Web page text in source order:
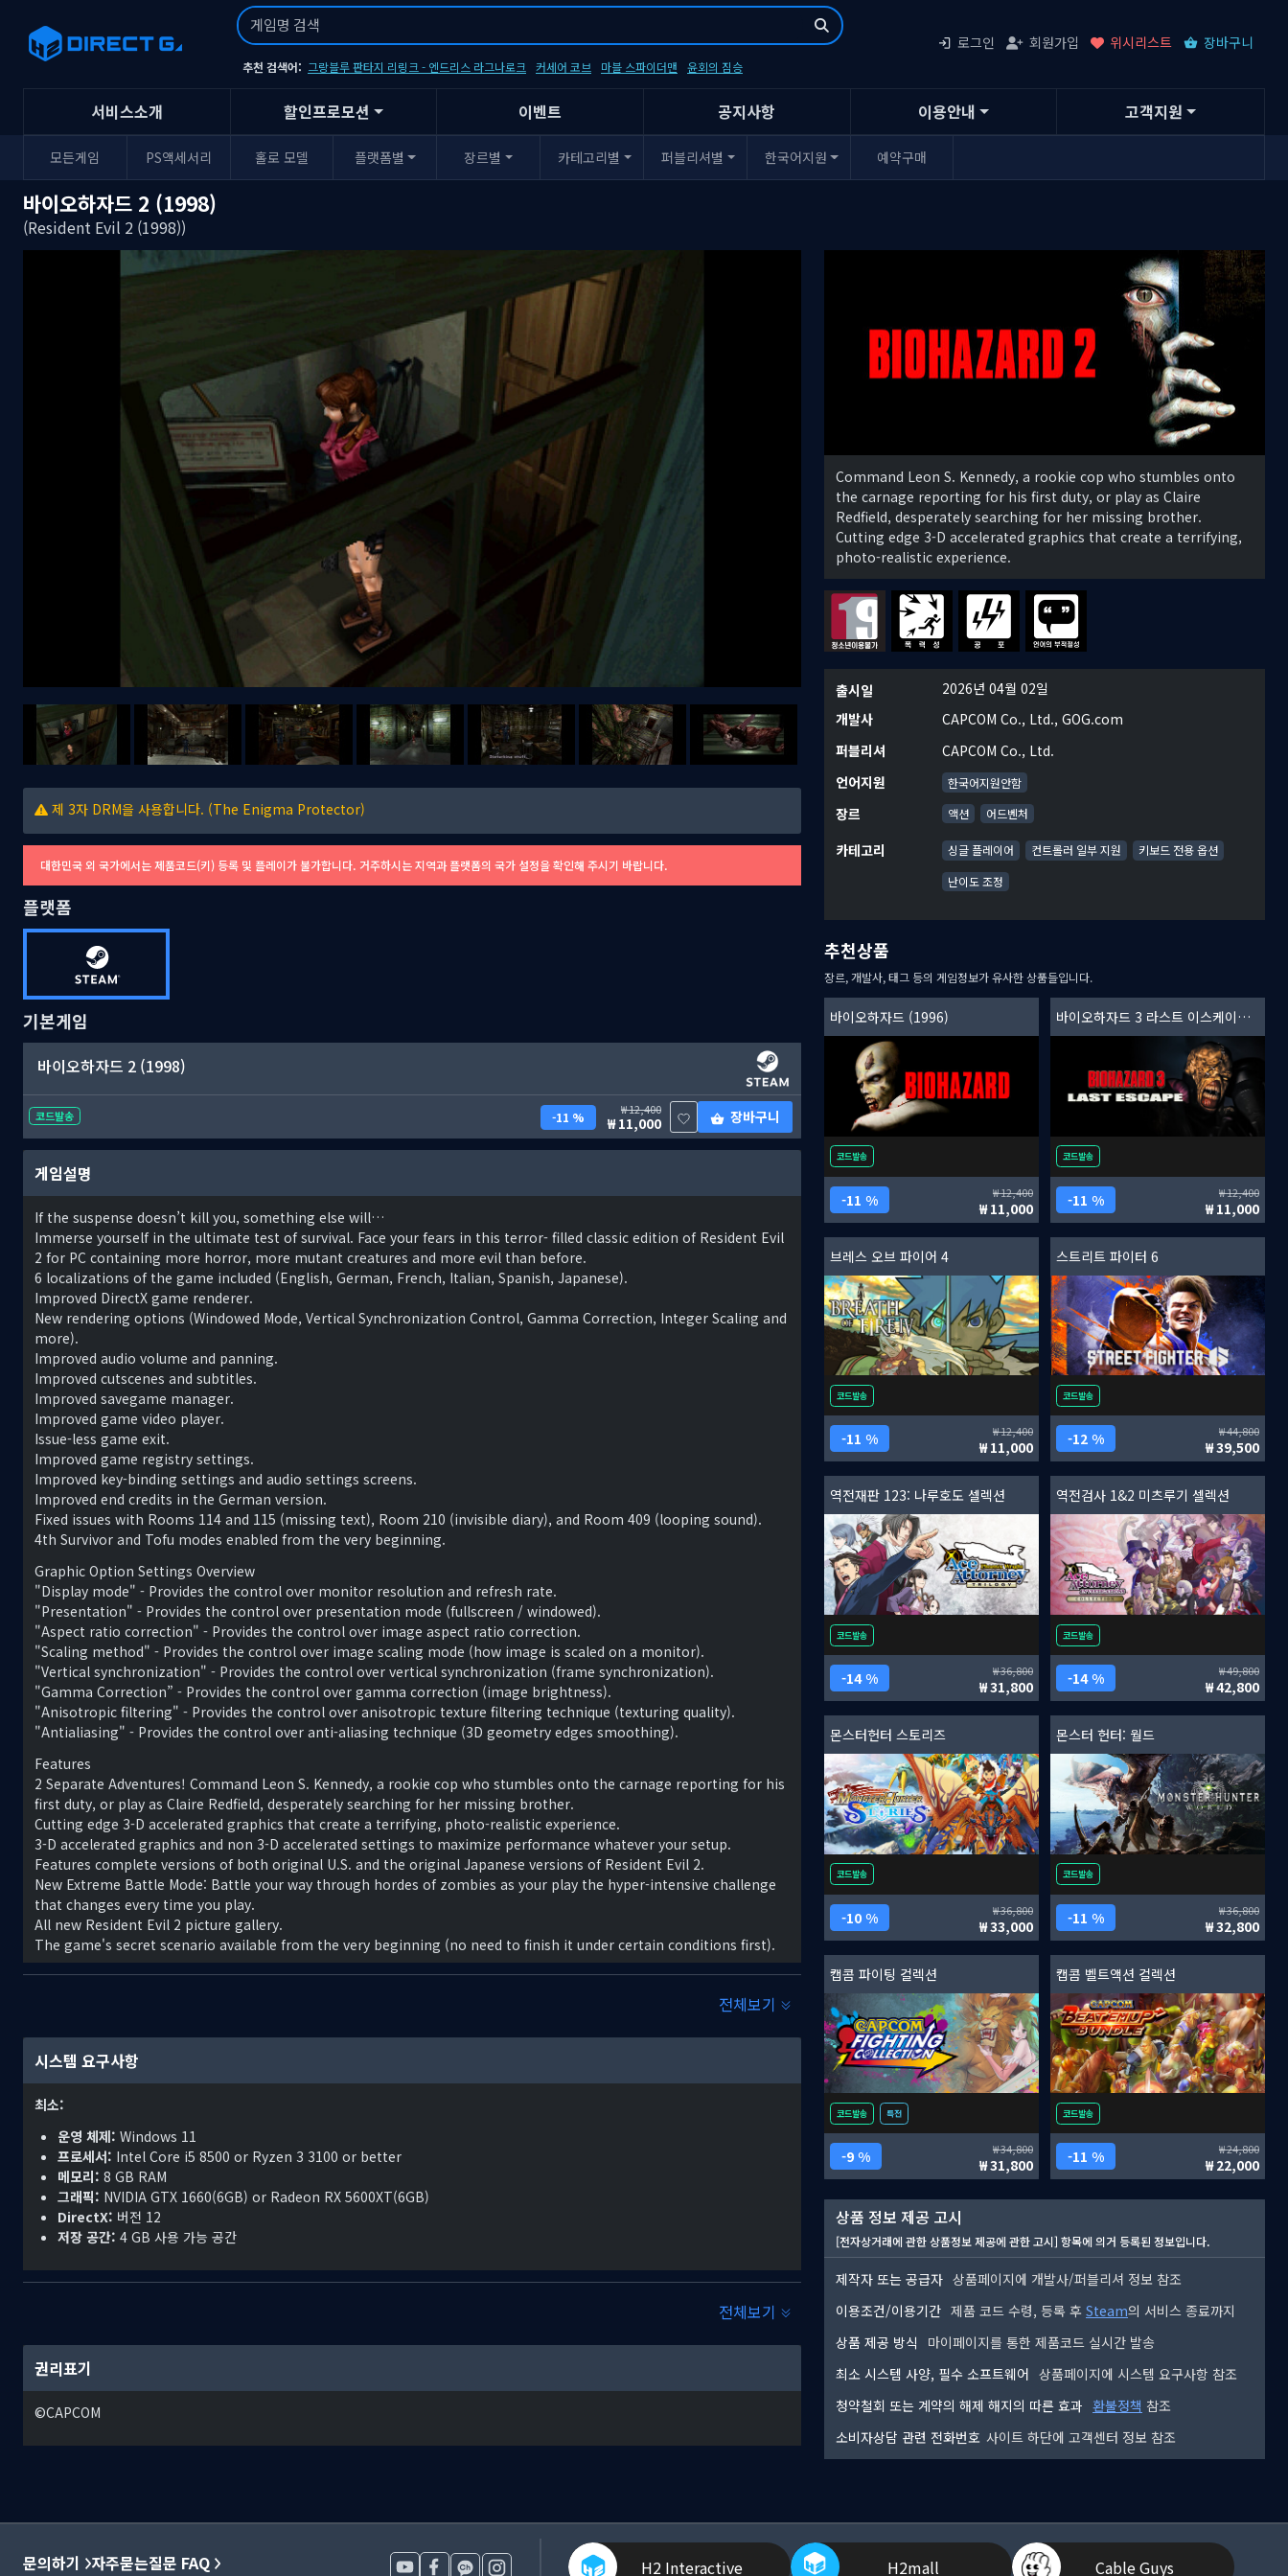
추천 검색어: 그랑블루 판타지 리링크 - 엔드리스 라그나로크 커세어 코브 마블 스파이더맨 윤회의 짐승
로그인 회원가입 위시리스트 장바구니
서비스소개 할인프로모션 이벤트 공지사항 이용안내 고객지원
모든게임 PS액세서리 홀로 모델 플랫폼별 장르별 카테고리별 퍼블리셔별 한국어지원 예약구매
바이오하자드 2 (1998)
(Resident Evil 2 (1998))
제 3자 DRM을 사용합니다. (The Enigma Protector)
대한민국 외 국가에서는 제품코드(키) 등록 및 플레이가 불가합니다. 거주하시는 지역과 플랫폼의 국가 설정을 확인해 주시기 바랍니다.
플랫폼
기본게임
바이오하자드 2 (1998)
코드발송 11 % 12,400
11,000 장바구니
게임설명
If the suspense doesn’t kill you, something else will…
Immerse yourself in the ultimate test of survival. Face your fears in this terror- filled classic edition of Resident Evil
2 for PC containing more horror, more mutant creatures and more evil than before.
6 localizations of the game included (English, German, French, Italian, Spanish, Japanese).
Improved DirectX game renderer.
New rendering options (Windowed Mode, Vertical Synchronization Control, Gamma Correction, Integer Scaling and
more).
Improved audio volume and panning.
Improved cutscenes and subtitles.
Improved savegame manager.
Improved game video player.
Issue-less game exit.
Improved game registry settings.
Improved key-binding settings and audio settings screens.
Improved end credits in the German version.
Fixed issues with Rooms 114 and 115 (missing text), Room 210 (invisible diary), and Room 409 (looping sound).
4th Survivor and Tofu modes enabled from the very beginning.
Graphic Option Settings Overview
"Display mode" - Provides the control over monitor resolution and refresh rate.
"Presentation" - Provides the control over presentation mode (fullscreen / windowed).
"Aspect ratio correction" - Provides the control over image aspect ratio correction.
"Scaling method" - Provides the control over image scaling mode (how image is scaled on a monitor).
"Vertical synchronization" - Provides the control over vertical synchronization (frame synchronization).
"Gamma Correction” - Provides the control over gamma correction (image brightness).
"Anisotropic filtering" - Provides the control over anisotropic texture filtering technique (texturing quality).
"Antialiasing" - Provides the control over anti-aliasing technique (3D geometry edges smoothing).
Features
2 Separate Adventures! Command Leon S. Kennedy, a rookie cop who stumbles onto the carnage reporting for his
first duty, or play as Claire Redfield, desperately searching for her missing brother.
Cutting edge 3-D accelerated graphics that create a terrifying, photo-realistic experience.
3-D accelerated graphics and non 3-D accelerated settings to maximize performance whatever your setup.
Features complete versions of both original U.S. and the original Japanese versions of Resident Evil 2.
New Extreme Battle Mode: Battle your way through hordes of zombies as your play the hyper-intensive challenge
that changes every time you play.
All new Resident Evil 2 picture gallery.
The game's secret scenario available from the very beginning (no need to finish it under certain conditions first).
This re-released version of the game was co-developed by GOG.
전체보기
시스템 요구사항
최소:
운영 체제: Windows 11
프로세서: Intel Core i5 8500 or Ryzen 3 3100 or better
메모리: 8 GB RAM
그래픽: NVIDIA GTX 1660(6GB) or Radeon RX 5600XT(6GB)
DirectX: 버전 12
저장 공간: 4 GB 사용 가능 공간
전체보기
권리표기
©CAPCOM
Command Leon S. Kennedy, a rookie cop who stumbles onto
the carnage reporting for his first duty, or play as Claire
Redfield, desperately searching for her missing brother.
Cutting edge 3-D accelerated graphics that create a terrifying,
photo-realistic experience.
출시일
2026년 04월 02일
개발사
CAPCOM Co., Ltd., GOG.com
퍼블리셔
CAPCOM Co., Ltd.
언어지원
한국어지원안함
장르 액션 어드벤처
카테고리 싱글 플레이어 컨트롤러 일부 지원
키보드 전용 옵션
난이도 조정
추천상품
장르, 개발사, 태그 등의 게임정보가 유사한 상품들입니다.
바이오하자드 (1996)
코드발송
11 % 12,400
11,000
바이오하자드 3 라스트 이스케이프 (1999)
코드발송
11 % 12,400
11,000
브레스 오브 파이어 4
코드발송
11 % 12,400
11,000
스트리트 파이터 6
코드발송
12 % 44,800
39,500
역전재판 123: 나루호도 셀렉션
코드발송
14 % 36,800
31,800
역전검사 1&2 미츠루기 셀렉션
코드발송
14 % 49,800
42,800
몬스터헌터 스토리즈
코드발송
10 % 36,800
33,000
몬스터 헌터: 월드
코드발송
11 % 36,800
32,800
캡콤 파이팅 컬렉션
코드발송 특전
9 % 34,800
31,800
캡콤 벨트액션 컬렉션
코드발송
11 % 24,800
22,000
상품 정보 제공 고시
[전자상거래에 관한 상품정보 제공에 관한 고시] 항목에 의거 등록된 정보입니다.
제작자 또는 공급자 상품페이지에 개발사/퍼블리셔 정보 참조
이용조건/이용기간 제품 코드 수령, 등록 후 Steam의 서비스 종료까지
상품 제공 방식
마이페이지를 통한 제품코드 실시간 발송
최소 시스템 사양, 필수 소프트웨어 상품페이지에 시스템 요구사항 참조
청약철회 또는 계약의 해제 해지의 따른 효과 환불정책 참조
소비자상담 관련 전화번호 사이트 하단에 고객센터 정보 참조
문의하기 자주묻는질문 FAQ H2 Interactive H2mall Cable Guys